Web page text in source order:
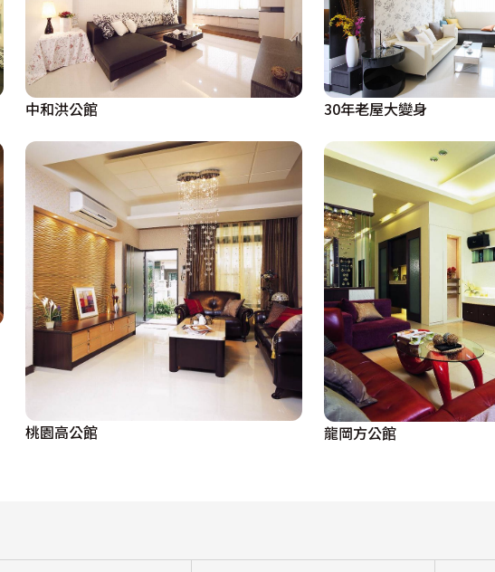
設計側邊拉櫃，同時與十個大小分門別類的櫃體安排，作為餐廳的收納機能
上以與餐桌同寬的造型，搭配現代感十足的吊燈燈飾，將用餐區域的優雅氛
作半開放式的格局處理，目的在於延續空間通透感外，更能有效的組隔油煙
簾，有效的遮蔽廚房用餐完的凌亂感。
襲公共空間自然意境，利用原木及玻璃做介面的處理，突顯空間自然的悠閒
的收納下櫃，十分符合女主人的生活要求。
中和洪公館 30年老屋大變身
桃園高公館 龍岡方公館